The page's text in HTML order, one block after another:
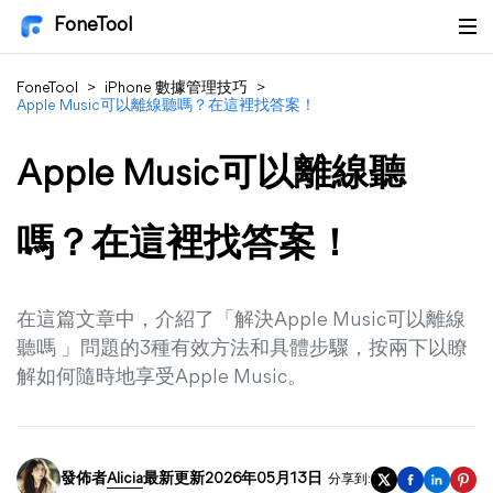
FoneTool
FoneTool > iPhone 數據管理技巧
>
Apple Music可以離線聽嗎？在這裡找答案！
Apple Music可以離線聽
嗎？在這裡找答案！
在這篇文章中，介紹了「解決Apple Music可以離線
聽嗎 」問題的3種有效方法和具體步驟，按兩下以瞭
解如何隨時地享受Apple Music。
發佈者Alicia最新更新2026年05月13日 分享到: